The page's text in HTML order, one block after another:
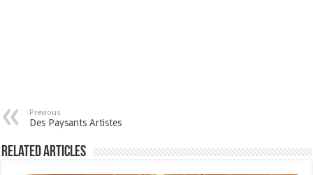
Previous
Des Paysants Artistes
Related Articles